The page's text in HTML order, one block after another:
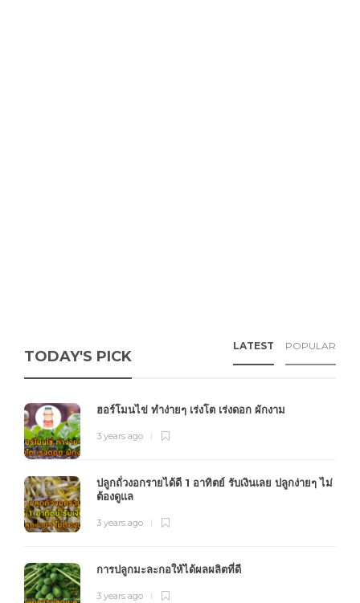
TODAY'S PICK
LATEST POPULAR
ฮอร์โมนไข่ ทำง่ายๆ เร่งโต เร่งดอก ผักงาม
3 years ago
ปลูกถั่วงอกรายได้ดี 1 อาทิตย์ รับเงินเลย ปลูกง่ายๆ ไม่
ต้องดูแล
3 years ago
การปลูกมะละกอให้ได้ผลผลิตที่ดี
3 years ago